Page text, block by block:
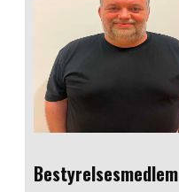
Bestyrelsesmedlem